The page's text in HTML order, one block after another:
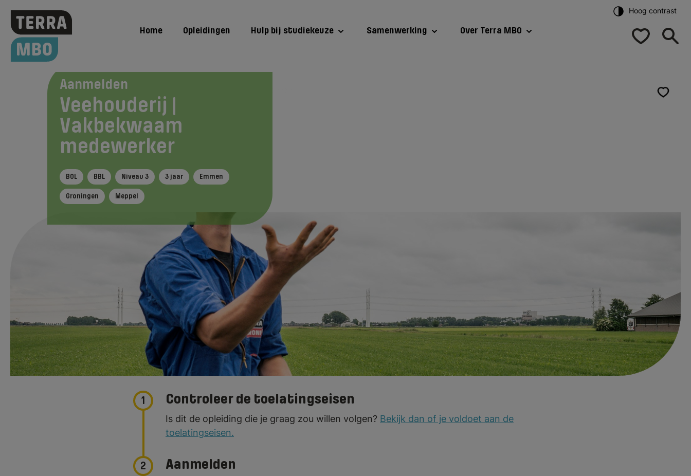
Home Opleidingen Hulp bij studiekeuze Samenwerking Over Terra MBO
Hoog contrast
Opleidingen
Aanmelden
Veehouderij |
Vakbekwaam
medewerker
BOL BBL Niveau 3 3 jaar Emmen
Groningen Meppel
Meld je hier aan voor de opleiding Vakbekwaam medewerker Veehouderij!
Je start in september. Bekijk welke stappen worden gezet om je aan te
melden voor een opleiding bij Terra MBO.
1 Controleer de toelatingseisen
Is dit de opleiding die je graag zou willen volgen? Bekijk dan of je voldoet aan de
toelatingseisen.
2 Aanmelden